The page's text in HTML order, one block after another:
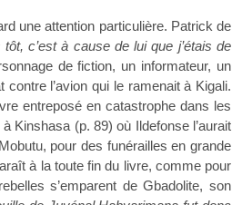
une attention particulière. Patrick de
c’est à cause de lui que j’étais de
de fiction, un informateur, un
l’avion qui le ramenait à Kigali.
entreposé en catastrophe dans les
Kinshasa (p. 89) où Ildefonse l’aurait
pour des funérailles en grande
à la toute fin du livre, comme pour
s’emparent de Gbadolite, son